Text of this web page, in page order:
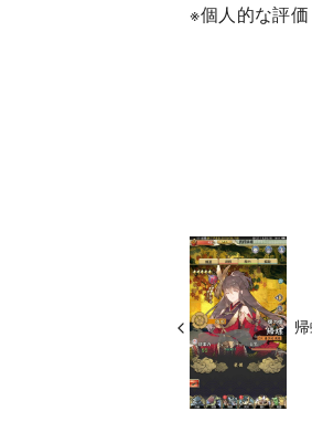
※個人的な評